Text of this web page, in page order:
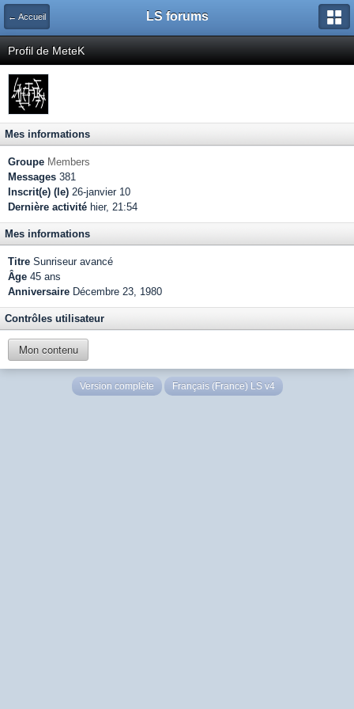
← Accueil LS forums
Profil de MeteK
Mes informations
Groupe Members
Messages 381
Inscrit(e) (le) 26-janvier 10
Dernière activité hier, 21:54
Mes informations
Titre Sunriseur avancé
Âge 45 ans
Anniversaire Décembre 23, 1980
Contrôles utilisateur
Mon contenu
Version complète Français (France) LS v4